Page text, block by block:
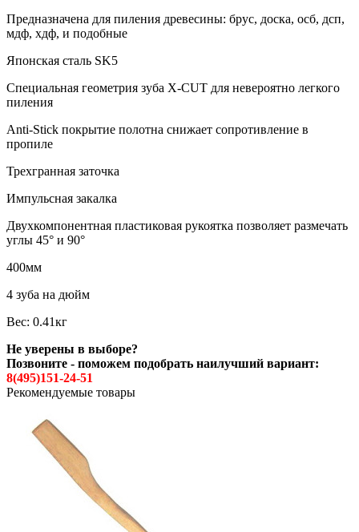
Предназначена для пиления древесины: брус, доска, осб, дсп,
мдф, хдф, и подобные
Японская сталь SK5
Специальная геометрия зуба X-CUT для невероятно легкого
пиления
Anti-Stick покрытие полотна снижает сопротивление в
пропиле
Трехгранная заточка
Импульсная закалка
Двухкомпонентная пластиковая рукоятка позволяет размечать
углы 45° и 90°
400мм
4 зуба на дюйм
Вес: 0.41кг
Не уверены в выборе?
Позвоните - поможем подобрать наилучший вариант:
8(495)151-24-51
Рекомендуемые товары